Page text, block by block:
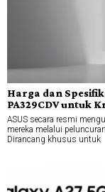
Harga dan
PA329CDV untuk
ASUS secara resmi
mereka melalui
Dirancang khusus untuk